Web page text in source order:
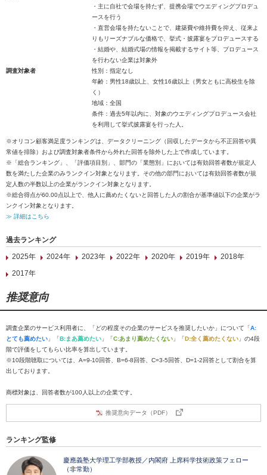
・主に自社で会場を持たず、提携会場でウエディングプロデュ
ースを行う
・直営会場を持たないことで、建築費や維持費を抑え、従来よ
りもリーズナブルな価格で、挙式・披露宴をプロデュースする
・結婚や、結婚式場の情報を掲載するサイト等、プロデュース
を行わない企業は対象外
調査対象者
性別：指定なし
年齢：男性18歳以上、女性16歳以上（男女ともに高校生を除
く）
地域：全国
条件：過去5年以内に、対象のウエディングプロデュース会社
を利用して挙式披露宴を行った人。
※オリコン顧客満足度ランキングは、データクリーニング（回収したデータから不正回答や異
常値を排除）および調査対象者条件から外れた回答を除外した上で作成しています。
※「総合ランキング」、「評価項目別」、部門の「業態別」においては有効回答者数が規定人
数を満たした企業のみランクイン対象となります。その他の部門においては有効回答者数が規
定人数の半数以上の企業がランクイン対象となります。
※総合得点が60.00点以上で、他人に薦めたくないと回答した人の割合が基準値以下の企業がラ
ンクイン対象となります。
≫ 詳細はこちら
過去ランキング
2025年
2024年 2023年 2022年 2020年 2019年
2018年
2017年
推奨意向
調査企業のサービス利用者に、「どの程度その企業のサービスを推奨したいか」について「A:
とても薦めたい 」「B:まあ薦めたい 」「C:あまり薦めたくない 」「D:全く薦めたくない 」の4段
階で評価をしてもらい比率を算出しています。
※10段階聴取については、A=9-10回答、B=6-8回答、C=3-5回答、D=1-2回答として割合を算
出しております。
商標対象は、回答者数が100人以上の企業です。
推奨意向データ（PDF）
ランキング監修
慶應義塾大学理工学部教授／内閣府 上席科学技術政策フェロー
（非常勤）